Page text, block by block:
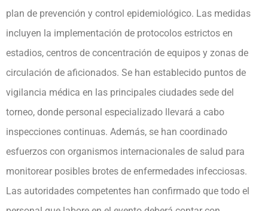
plan de prevención y control epidemiológico. Las medidas
incluyen la implementación de protocolos estrictos en
estadios, centros de concentración de equipos y zonas de
circulación de aficionados. Se han establecido puntos de
vigilancia médica en las principales ciudades sede del
torneo, donde personal especializado llevará a cabo
inspecciones continuas. Además, se han coordinado
esfuerzos con organismos internacionales de salud para
monitorear posibles brotes de enfermedades infecciosas.
Las autoridades competentes han confirmado que todo el